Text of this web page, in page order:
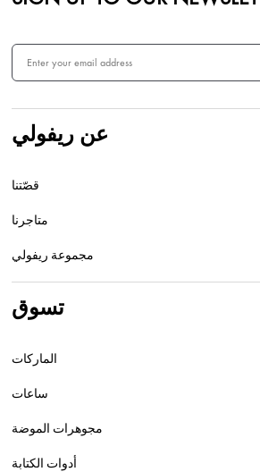
عن ريفولي
قصّتنا
متاجرنا
مجموعة ريفولي
تسوق
الماركات
ساعات
مجوهرات الموضة
أدوات الكتابة